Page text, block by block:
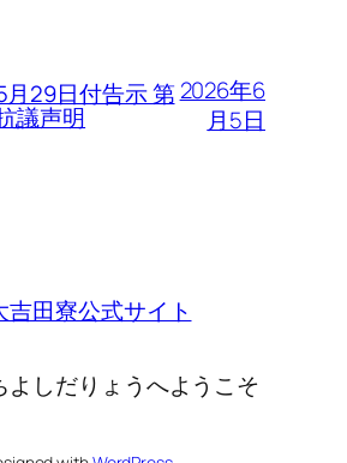
月29日付告示 第
議声明
2026年6
月5日
吉田寮公式サイト
よしだりょうへようこそ